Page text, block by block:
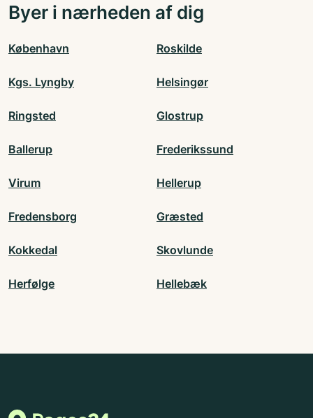
Byer i nærheden af dig
København Roskilde
Kgs. Lyngby Helsingør
Ringsted Glostrup
Ballerup Frederikssund
Virum Hellerup
Fredensborg Græsted
Kokkedal Skovlunde
Herfølge Hellebæk